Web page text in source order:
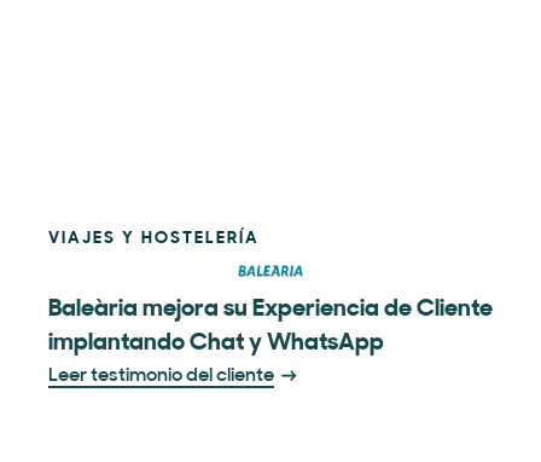
VIAJES Y HOSTELERÍA
Baleària mejora su Experiencia de Cliente
implantando Chat y WhatsApp
Leer testimonio del cliente